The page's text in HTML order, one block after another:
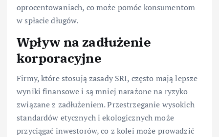
oprocentowaniach, co może pomóc konsumentom
w spłacie długów.
Wpływ na zadłużenie
korporacyjne
Firmy, które stosują zasady SRI, często mają lepsze
wyniki finansowe i są mniej narażone na ryzyko
związane z zadłużeniem. Przestrzeganie wysokich
standardów etycznych i ekologicznych może
przyciągać inwestorów, co z kolei może prowadzić